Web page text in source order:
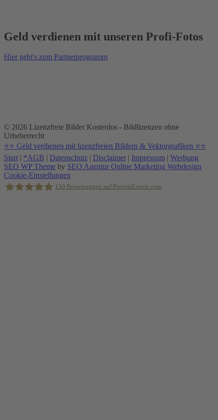
Geld verdienen mit unseren Profi-Fotos
Hier geht's zum Partnerprogramm
© 2026 Lizenzfreie Bilder Kostenlos - Bildlizenzen ohne
Urheberrecht
⭐⭐ Geld verdienen mit lizenzfreien Bildern & Vektorgrafiken ⭐⭐
Start | *AGB | Datenschutz | Disclaimer | Impressum | Werbung
SEO WP Theme by SEO Agentur Online Marketing Webdesign
Nach
oben
scrollen
Cookie-Einstellungen
150 Bewertungen auf ProvenExpert.com